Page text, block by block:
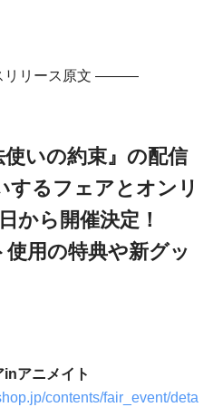
リース原文 ———
いの約束』の配信
するフェアとオンリ
から開催決定！
用の特典や新グッ
アニメイト
contents/fair_event/deta